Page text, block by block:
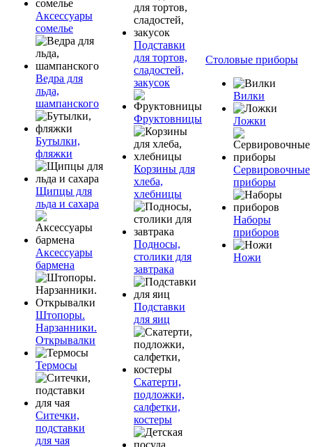
Аксессуары
сомелье
Ведра для
льда,
шампанского
Бутылки,
фляжки
Щипцы для
льда и сахара
Аксессуары
бармена
Штопоры.
Нарзанники.
Открывалки
Термосы
Ситечки,
подставки
для чая
Подставки
для тортов,
сладостей,
закусок
Фруктовницы
Корзины для
хлеба,
хлебницы
Подносы,
столики для
завтрака
Подставки
для яиц
Скатерти,
подложки,
салфетки,
костеры
Столовые приборы
Вилки
Ложки
Сервировочные
приборы
Наборы
приборов
Ножи